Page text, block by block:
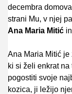
decembra
strani Mu, v njej
Ana Maria Mitić in
Ana Maria Mitić
ki si želi enkrat
pogostiti svoje
kozica, ji ležijo